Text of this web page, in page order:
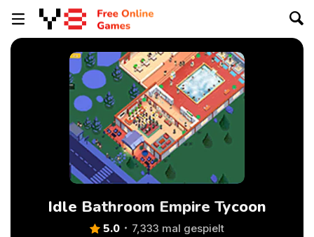
Idle Bathroom Empire Tycoon
5.0 7,333 mal gespielt